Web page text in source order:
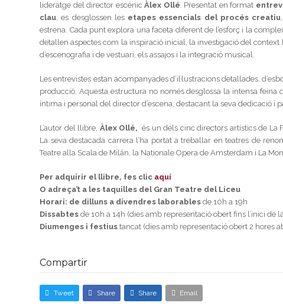
lideratge del director escènicÀlex Ollé. Presentat en format
clau, es desglossen les etapes essencials del procés creatiu
estrena. Cada punt explora una faceta diferent de l’esforç i la
detallen aspectes com la inspiració inicial, la investigació del
d’escenografia i de vestuari, els assajos i la integració musical.
Les entrevistes estan acompanyades d’il·lustracions detallades,
producció. Aquesta estructura no només desglossa la intensa
íntima i personal del director d’escena, destacant la seva dedicació i
L’autor del llibre, Àlex Ollé, és un dels cinc directors artístics de La
La seva destacada carrera l’ha portat a treballar en teatres de
Teatre alla Scala de Milán, la Nationale Opera de Amsterdam i La
Per adquirir el llibre, fes clic aquí
O adreça’t a les taquilles del Gran Teatre del Liceu
Horari: de dilluns a divendres laborablesde 10h a 19h
Dissabtesde 10h a 14h (dies amb representació obert fins l’inici de
Diumenges i festius tancat (dies amb representació obert 2 hores
Compartir
Tweet Share Share Email